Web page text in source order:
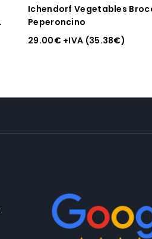
Ichendorf Vegetables
Peperoncino
29.00€+IVA (35.38€)